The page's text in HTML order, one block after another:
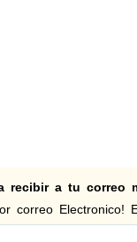
recibir a tu correo
correo Electronico!